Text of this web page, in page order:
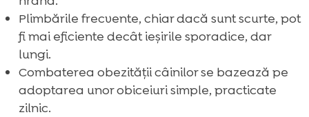
Plimbările frecvente, chiar dacă sunt scurte, pot
fi mai eficiente decât ieșirile sporadice, dar
lungi.
Combaterea obezității câinilor se bazează pe
adoptarea unor obiceiuri simple, practicate
zilnic.